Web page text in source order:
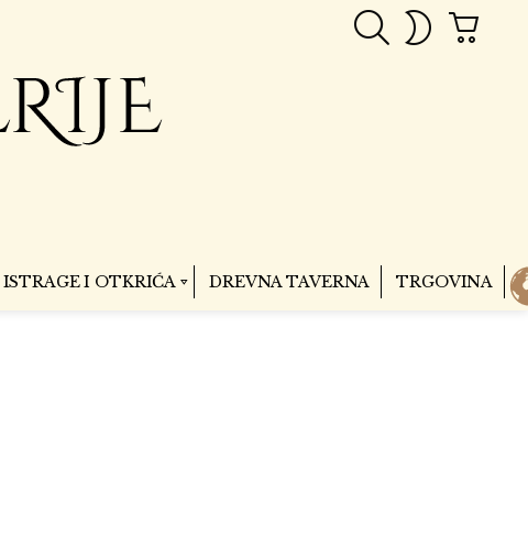
PRETRAGASWITCH
SKIN
ISTRAGE I OTKRIĆA DREVNA TAVERNA TRGOVINA